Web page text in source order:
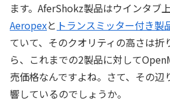
ます。AferShokz製品はウインタブ
Aeropexと トランスミッター付き製
ていて、そのクオリティの高さは折
ら、これまでの2製品に対して
売価格なんですよね。さて、その辺
響しているのでしょうか。